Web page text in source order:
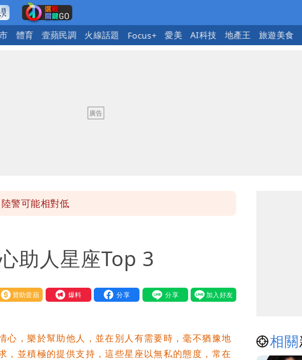
體育 壹蘋民調 火線話題 Focus+ 愛美 AI科技 地產王 旅遊美食
警可能相對低
」 路徑分歧藏警訊：不利強度維持
助人星座Top 3
助壹蘋 我要爆料
心，樂於幫助他人，並在別人有需要時，毫不猶豫地
並積極的提供支持，這些星座以無私的態度，常在
相關